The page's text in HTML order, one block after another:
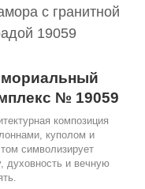
№ 19059
композиция
куполом и
символизирует
духовность и вечную